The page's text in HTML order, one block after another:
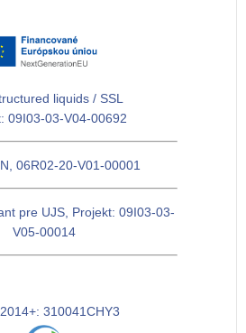
liquids / SSL
09I03-03-V04-00692
06R02-20-V01-00001
pre UJS, Projekt: 09I03-03-
V05-00014
310041CHY3